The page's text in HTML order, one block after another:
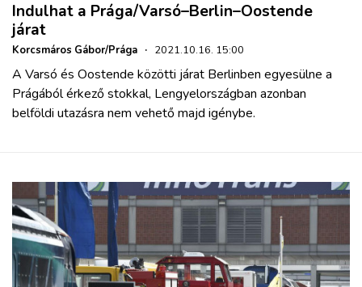
Indulhat a Prága/Varsó–Berlin–Oostende
járat
Korcsmáros Gábor/Prága · 2021.10.16. 15:00
A Varsó és Oostende közötti járat Berlinben egyesülne a
Prágából érkező stokkal, Lengyelországban azonban
belföldi utazásra nem vehető majd igénybe.